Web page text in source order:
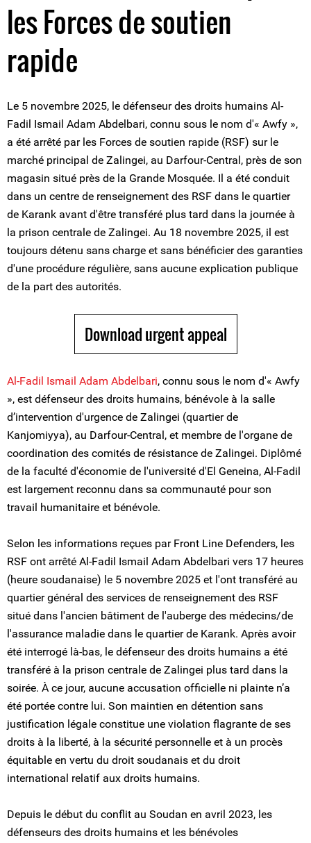
les Forces de soutien
rapide
Le 5 novembre 2025, le défenseur des droits humains Al-
Fadil Ismail Adam Abdelbari, connu sous le nom d'« Awfy »,
a été arrêté par les Forces de soutien rapide (RSF) sur le
marché principal de Zalingei, au Darfour-Central, près de son
magasin situé près de la Grande Mosquée. Il a été conduit
dans un centre de renseignement des RSF dans le quartier
de Karank avant d'être transféré plus tard dans la journée à
la prison centrale de Zalingei. Au 18 novembre 2025, il est
toujours détenu sans charge et sans bénéficier des garanties
d'une procédure régulière, sans aucune explication publique
de la part des autorités.
Download urgent appeal
Al-Fadil Ismail Adam Abdelbari, connu sous le nom d'« Awfy
», est défenseur des droits humains, bénévole à la salle
d’intervention d'urgence de Zalingei (quartier de
Kanjomiyya), au Darfour-Central, et membre de l'organe de
coordination des comités de résistance de Zalingei. Diplômé
de la faculté d'économie de l'université d'El Geneina, Al-Fadil
est largement reconnu dans sa communauté pour son
travail humanitaire et bénévole.
Selon les informations reçues par Front Line Defenders, les
RSF ont arrêté Al-Fadil Ismail Adam Abdelbari vers 17 heures
(heure soudanaise) le 5 novembre 2025 et l'ont transféré au
quartier général des services de renseignement des RSF
situé dans l'ancien bâtiment de l'auberge des médecins/de
l'assurance maladie dans le quartier de Karank. Après avoir
été interrogé là-bas, le défenseur des droits humains a été
transféré à la prison centrale de Zalingei plus tard dans la
soirée. À ce jour, aucune accusation officielle ni plainte n’a
été portée contre lui. Son maintien en détention sans
justification légale constitue une violation flagrante de ses
droits à la liberté, à la sécurité personnelle et à un procès
équitable en vertu du droit soudanais et du droit
international relatif aux droits humains.
Depuis le début du conflit au Soudan en avril 2023, les
défenseurs des droits humains et les bénévoles